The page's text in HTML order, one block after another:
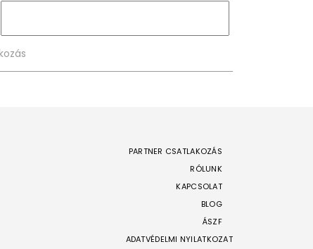
PARTNER CSATLAKOZÁS
RÓLUNK
KAPCSOLAT
BLOG
ÁSZF
ADATVÉDELMI NYILATKOZAT